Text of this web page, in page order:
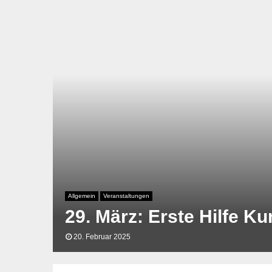
Allgemein Veranstaltungen
29. März: Erste Hilfe
20. Februar 2025